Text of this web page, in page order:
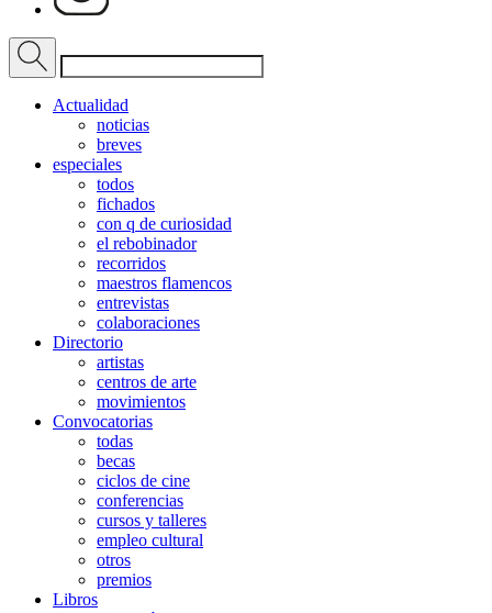
Actualidad
noticias
breves
especiales
todos
fichados
con q de curiosidad
el rebobinador
recorridos
maestros flamencos
entrevistas
colaboraciones
Directorio
artistas
centros de arte
movimientos
Convocatorias
todas
becas
ciclos de cine
conferencias
cursos y talleres
empleo cultural
otros
premios
Libros